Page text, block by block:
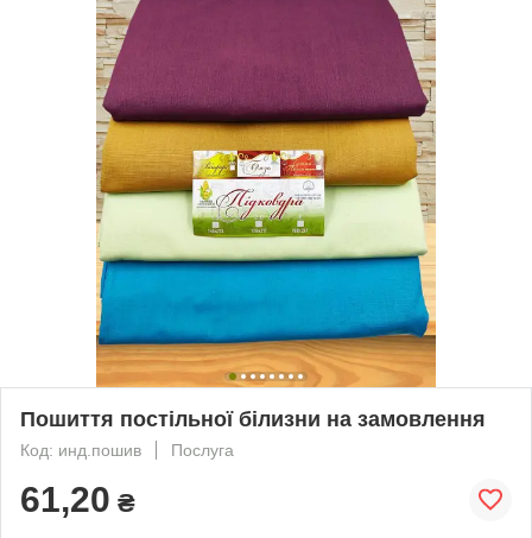
Пошиття постільної білизни на замовлення
Код: инд.пошив Послуга
61,20 ₴